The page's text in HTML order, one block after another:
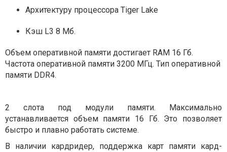
Архитектуру процессора Tiger Lake
Кэш L3 8 Мб.
Объем оперативной памяти достигает RAM 16 Гб.
Частота оперативной памяти 3200 МГц. Тип оперативной
памяти DDR4.
2 слота под модули памяти. Максимально
устанавливается объем памяти 16 Гб. Это позволяет
быстро и плавно работать системе.
В наличии кардридер, поддержка карт памяти кард-